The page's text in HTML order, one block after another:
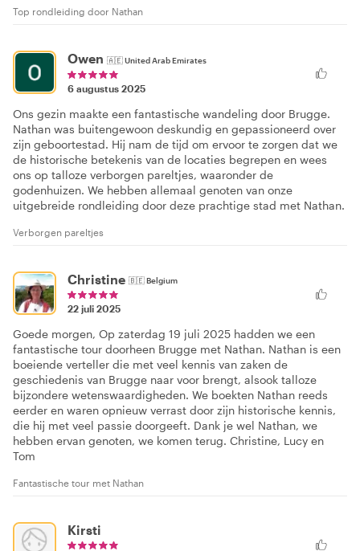
Top rondleiding door Nathan
Owen 🇦🇪United Arab Emirates
6 augustus 2025
Ons gezin maakte een fantastische wandeling door Brugge.
Nathan was buitengewoon deskundig en gepassioneerd over
zijn geboortestad. Hij nam de tijd om ervoor te zorgen dat we
de historische betekenis van de locaties begrepen en wees
ons op talloze verborgen pareltjes, waaronder de
godenhuizen. We hebben allemaal genoten van onze
uitgebreide rondleiding door deze prachtige stad met Nathan.
Verborgen pareltjes
Christine 🇧🇪Belgium
22 juli 2025
Goede morgen, Op zaterdag 19 juli 2025 hadden we een
fantastische tour doorheen Brugge met Nathan. Nathan is een
boeiende verteller die met veel kennis van zaken de
geschiedenis van Brugge naar voor brengt, alsook talloze
bijzondere wetenswaardigheden. We boekten Nathan reeds
eerder en waren opnieuw verrast door zijn historische kennis,
die hij met veel passie doorgeeft. Dank je wel Nathan, we
hebben ervan genoten, we komen terug. Christine, Lucy en
Tom
Fantastische tour met Nathan
Kirsti